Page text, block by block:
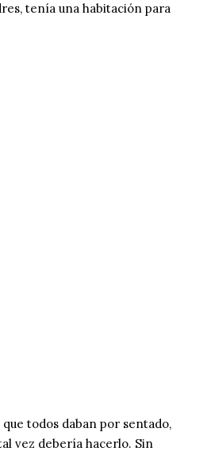
tenía una habitación para
todos daban por sentado,
vez debería hacerlo. Sin